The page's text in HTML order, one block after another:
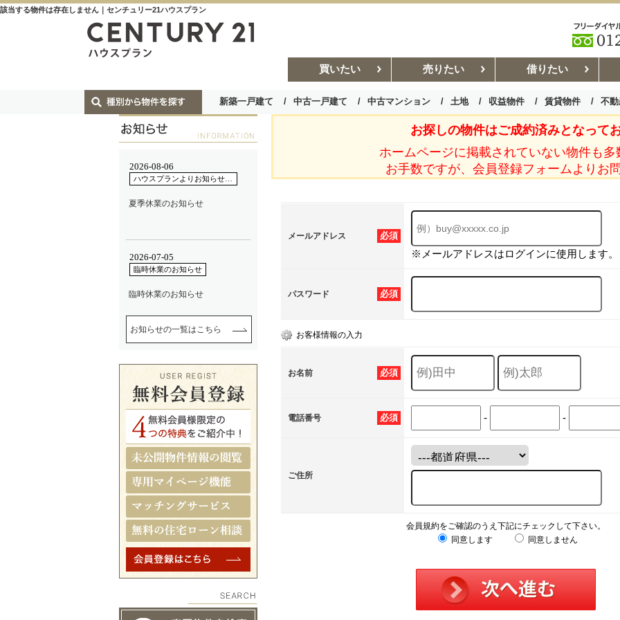
該当する物件は存在しません｜センチュリー21ハウスプラン
買いたい 売りたい 借りたい
新築一戸建て 中古一戸建て 中古マンション 土地 収益物件 賃貸物件 不
お部屋探しコラム 賃貸管理コ
お探しの物件はご成約済みとなってお
ホームページに掲載されていない物件も多
お手数ですが、会員登録フォームよりお
必須
メールアドレス
※メールアドレスはログインに使用します。
必須
パスワード
お客様情報の入力
必須
お名前
必須
電話番号 - -
ご住所
会員規約をご確認のうえ下記にチェックして下さい。
同意します
同意しません
お知らせの一覧はこちら